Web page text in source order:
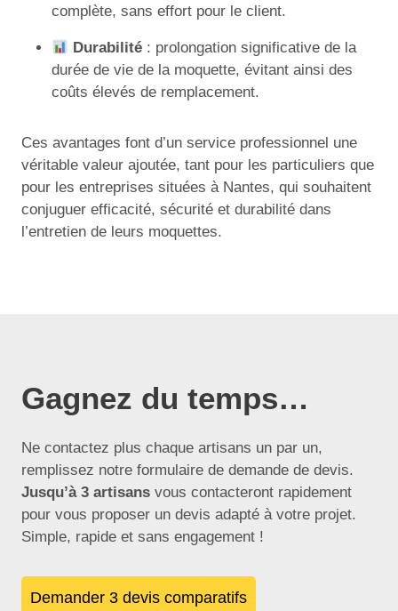
complète, sans effort pour le client.
Durabilité : prolongation significative de la
durée de vie de la moquette, évitant ainsi des
coûts élevés de remplacement.
Ces avantages font d’un service professionnel une
véritable valeur ajoutée, tant pour les particuliers que
pour les entreprises situées à Nantes, qui souhaitent
conjuguer efficacité, sécurité et durabilité dans
l’entretien de leurs moquettes.
Gagnez du temps…
Ne contactez plus chaque artisans un par un,
remplissez notre formulaire de demande de devis.
Jusqu’à 3 artisans vous contacteront rapidement
pour vous proposer un devis adapté à votre projet.
Simple, rapide et sans engagement !
Demander 3 devis comparatifs